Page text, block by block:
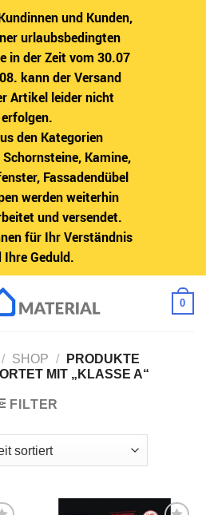
und Kunden,
urlaubsbedingten
in der Zeit vom 30.07
kann der Versand
Artikel leider nicht
erfolgen.
den Kategorien
Kamine,
Fassadendübel
werden weiterhin
und versendet.
für Ihr Verständnis
Ihre Geduld.
0
/ SHOP /
PRODUKTE
MIT „KLASSE A“
FILTER